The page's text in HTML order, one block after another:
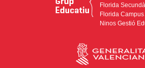
Florida
Florida Campus
Ninos Gestió